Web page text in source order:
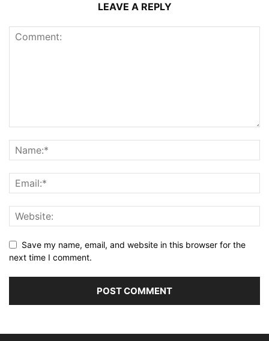
LEAVE A REPLY
Save my name, email, and website in this browser for the
next time I comment.